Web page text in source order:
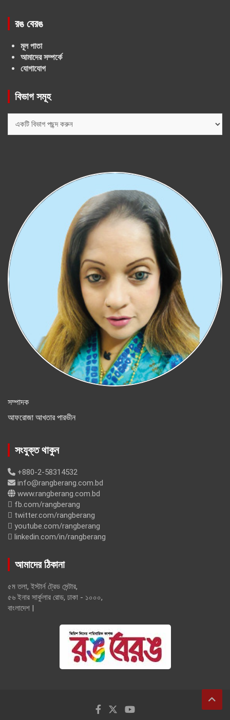
রঙ বেরঙ
মূল পাতা
আমাদের সম্পর্কে
যোগাযোগ
বিভাগ সমূহ
সম্পাদক
আফরোজা আখতার পারভীন
সংযুক্ত থাকুন
+880-2-58314532
info@rangberang.com.bd
www.rangberang.com.bd
fb.com/rangberang
twitter.com/rangberang
youtube.com/rangberang
linkedin.com/in/rangberang
আমাদের ঠিকানা
৫ম তলা, ইস্টার্ন ট্রেড সেন্টার,
৫৬ ইনার সার্কুলার রোড, ঢাকা - ১০০০,
বাংলাদেশ |